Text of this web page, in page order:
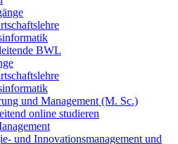
BWL
und Management (M. Sc.)
online studieren
und Innovationsmanagement und